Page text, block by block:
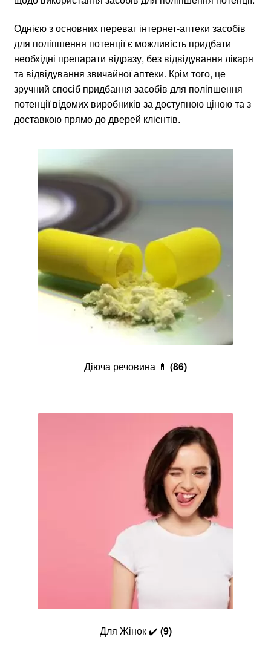
Однією з основних переваг інтернет-аптеки засобів
для поліпшення потенції є можливість придбати
необхідні препарати відразу, без відвідування лікаря
та відвідування звичайної аптеки. Крім того, це
зручний спосіб придбання засобів для поліпшення
потенції відомих виробників за доступною ціною та з
доставкою прямо до дверей клієнтів.
Діюча речовина 💊 (86)
Для Жінок ✔️ (9)